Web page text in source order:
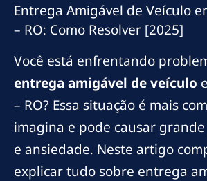
Entrega Amigável de Veículo
– RO: Como Resolver [2025]
Você está enfrentando
entrega amigável de veículo
– RO? Essa situação é mais
imagina e pode causar
e ansiedade. Neste artigo
explicar tudo sobre entrega